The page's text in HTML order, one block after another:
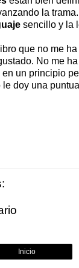
la trama.
sencillo y la
que no me
No me
un principio
le doy una
Inicio